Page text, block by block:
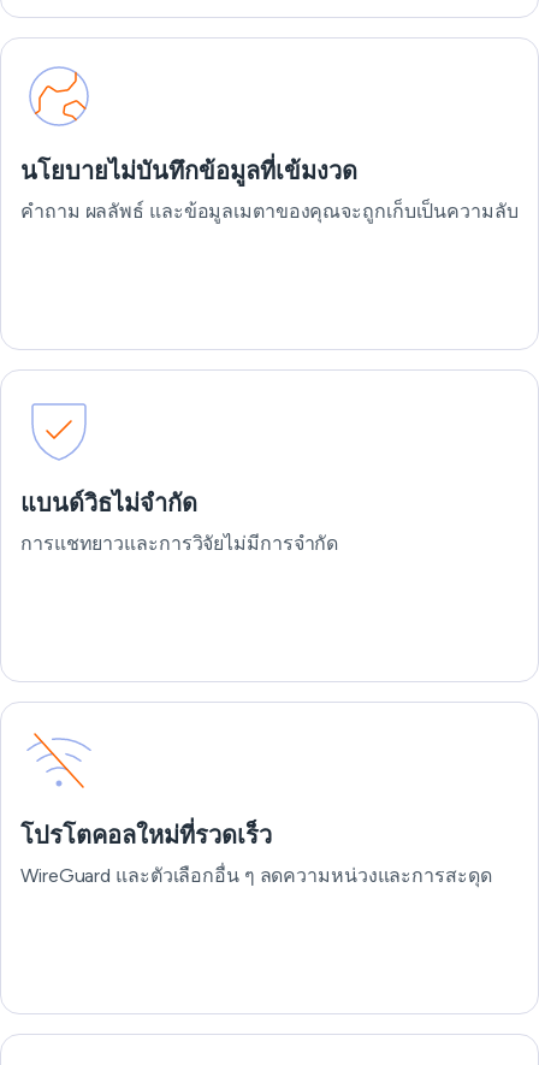
นโยบายไม่บันทึกข้อมูลที่เข้มงวด
คำถาม ผลลัพธ์ และข้อมูลเมตาของคุณจะถูกเก็บเป็นความลับ
แบนด์วิธไม่จำกัด
การแชทยาวและการวิจัยไม่มีการจำกัด
โปรโตคอลใหม่ที่รวดเร็ว
WireGuard และตัวเลือกอื่น ๆ ลดความหน่วงและการสะดุด